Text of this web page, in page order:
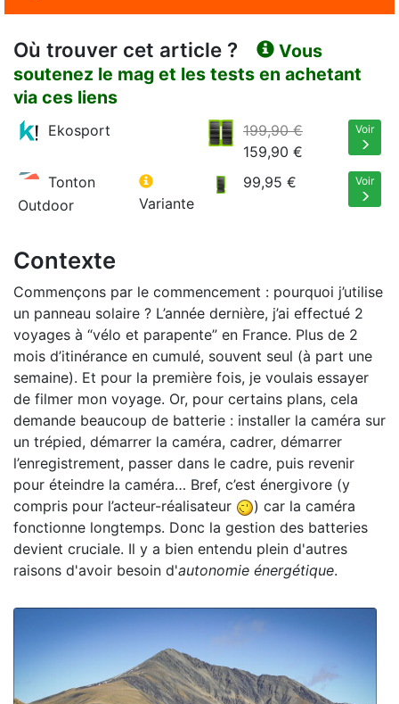
Où trouver cet article ?
Vous
soutenez le mag et les tests en achetant
via ces liens
Ekosport
199,90 €
159,90 €
Voir
Tonton
Outdoor
Variante
99,95 € Voir
Contexte
Commençons par le commencement : pourquoi j’utilise
un panneau solaire ? L’année dernière, j’ai effectué 2
voyages à “vélo et parapente” en France. Plus de 2
mois d’itinérance en cumulé, souvent seul (à part une
semaine). Et pour la première fois, je voulais essayer
de filmer mon voyage. Or, pour certains plans, cela
demande beaucoup de batterie : installer la caméra sur
un trépied, démarrer la caméra, cadrer, démarrer
l’enregistrement, passer dans le cadre, puis revenir
pour éteindre la caméra… Bref, c’est énergivore (y
compris pour l’acteur-réalisateur
) car la caméra
fonctionne longtemps. Donc la gestion des batteries
devient cruciale. Il y a bien entendu plein d'autres
raisons d'avoir besoin d'autonomie énergétique.